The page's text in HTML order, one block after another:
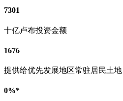
7301
十亿卢布投资金额
1676
提供给优先发展地区常驻居民土地
0%*